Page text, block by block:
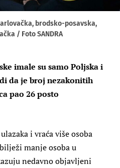
brodsko-posavska,
/ Foto SANDRA
imale su samo Poljska i
da je broj nezakonitih
pao 26 posto
i vraća više osoba
manje osoba u
nedavno objavljeni